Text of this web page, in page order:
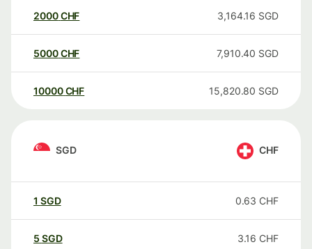
2000CHF 3,164.16 SGD
5000CHF 7,910.40 SGD
10000 CHF 15,820.80 SGD
SGD CHF
1 SGD 0.63 CHF
5 SGD 3.16 CHF